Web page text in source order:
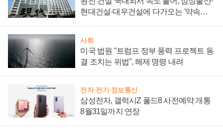
현대건설·대우건설에 다가오는 '약속의
사회
미국 법원 "트럼프 정부 풍력 프로젝트 동
결 조치는 위법", 해제 명령 내려
전자·전기·정보통신
삼성전자, 갤럭시Z 폴드8 사전예약 개통
8월31일까지 연장